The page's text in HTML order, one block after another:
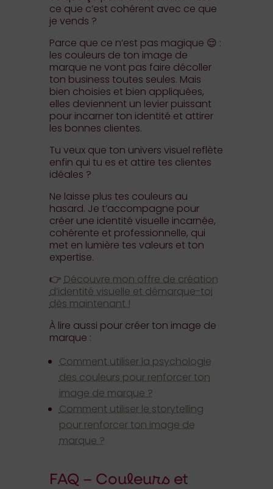
ce que c’est cohérent avec ce que
je vends ?
Parce que ce n’est pas magique 😌 :
les couleurs de ton image de
marque ne vont pas faire décoller
ton business toutes seules. Mais
bien choisies et bien appliquées,
elles deviennent un levier puissant
pour incarner ton identité et attirer
les bonnes clientes.
Tu veux que ton univers visuel reflète
enfin qui tu es et attire tes clientes
idéales ?
Ne laisse plus tes couleurs au
hasard. Je t’accompagne pour
créer une identité visuelle incarnée,
cohérente et professionnelle, qui
met en lumière tes valeurs et ton
expertise.
👉Découvre mon offre de création
d’identité visuelle et démarque-toi
dès maintenant !
À lire aussi pour créer ton image de
marque :
Comment utiliser la psychologie
des couleurs pour renforcer ton
image de marque ?
Comment utiliser le storytelling
pour renforcer ton image de
marque ?
FAQ – Couleurs et